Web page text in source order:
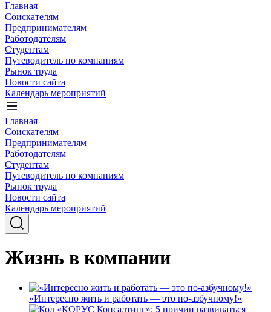
Главная
Соискателям
Предпринимателям
Работодателям
Студентам
Путеводитель по компаниям
Рынок труда
Новости сайта
Календарь мероприятий
Главная
Соискателям
Предпринимателям
Работодателям
Студентам
Путеводитель по компаниям
Рынок труда
Новости сайта
Календарь мероприятий
Жизнь в компании
«Интересно жить и работать — это по-азбучному!»